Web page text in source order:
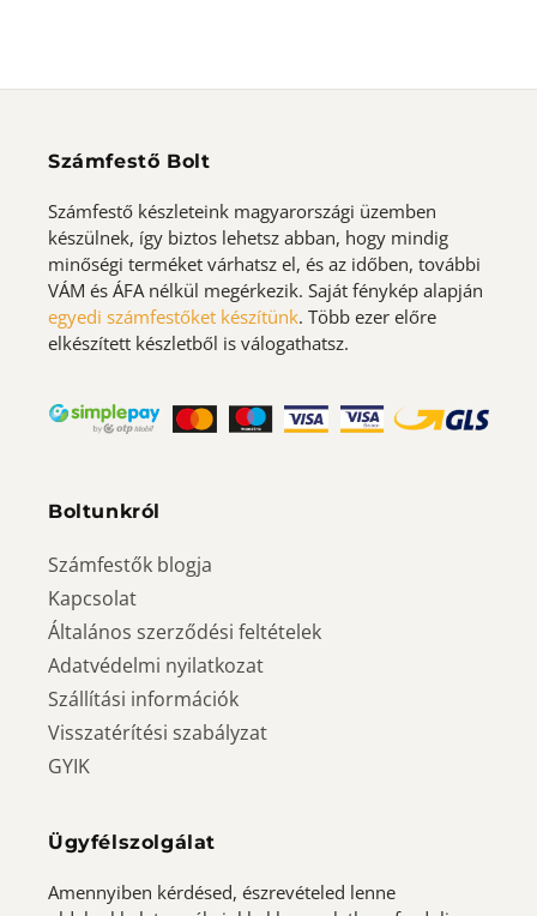
Számfestő Bolt
Számfestő készleteink magyarországi üzemben
készülnek, így biztos lehetsz abban, hogy mindig
minőségi terméket várhatsz el, és az időben, további
VÁM és ÁFA nélkül megérkezik. Saját fénykép alapján
egyedi számfestőket készítünk. Több ezer előre
elkészített készletből is válogathatsz.
Boltunkról
Számfestők blogja
Kapcsolat
Általános szerződési feltételek
Adatvédelmi nyilatkozat
Szállítási információk
Visszatérítési szabályzat
GYIK
Ügyfélszolgálat
Amennyiben kérdésed, észrevételed lenne